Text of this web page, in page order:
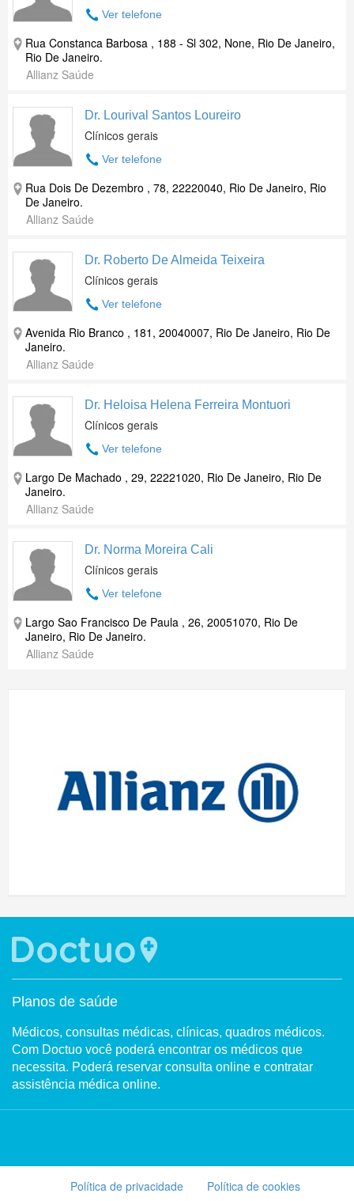
Ver telefone
Rua Constanca Barbosa , 188 - Sl 302, None, Rio De Janeiro,
Rio De Janeiro.
Allianz Saúde
Dr. Lourival Santos Loureiro
Clínicos gerais
Ver telefone
Rua Dois De Dezembro , 78, 22220040, Rio De Janeiro, Rio
De Janeiro.
Allianz Saúde
Dr. Roberto De Almeida Teixeira
Clínicos gerais
Ver telefone
Avenida Rio Branco , 181, 20040007, Rio De Janeiro, Rio De
Janeiro.
Allianz Saúde
Dr. Heloisa Helena Ferreira Montuori
Clínicos gerais
Ver telefone
Largo De Machado , 29, 22221020, Rio De Janeiro, Rio De
Janeiro.
Allianz Saúde
Dr. Norma Moreira Cali
Clínicos gerais
Ver telefone
Largo Sao Francisco De Paula , 26, 20051070, Rio De
Janeiro, Rio De Janeiro.
Allianz Saúde
Planos de saúde
Médicos, consultas médicas, clínicas, quadros médicos.
Com Doctuo você poderá encontrar os médicos que
necessita. Poderá reservar consulta online e contratar
assistência médica online.
Política de privacidade Política de cookies